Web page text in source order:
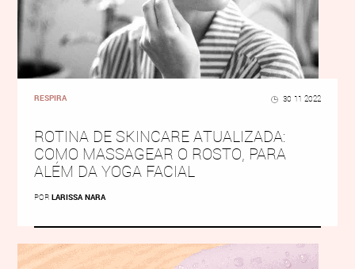
RESPIRA 30 11 2022
ROTINA DE SKINCARE ATUALIZADA:
COMO MASSAGEAR O ROSTO, PARA
ALÉM DA YOGA FACIAL
POR LARISSA NARA